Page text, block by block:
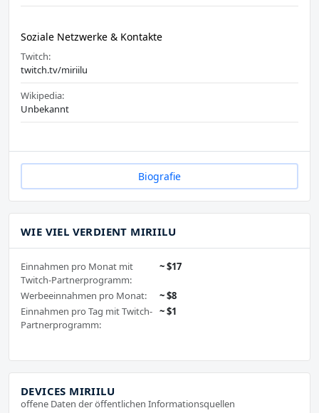
Soziale Netzwerke & Kontakte
Twitch:
twitch.tv/miriilu
Wikipedia:
Unbekannt
Biografie
WIE VIEL VERDIENT MIRIILU
Einnahmen pro Monat mit
Twitch-Partnerprogramm:
~ $17
Werbeeinnahmen pro Monat:
~ $8
Einnahmen pro Tag mit Twitch-
Partnerprogramm:
~ $1
DEVICES MIRIILU
offene Daten der öffentlichen Informationsquellen